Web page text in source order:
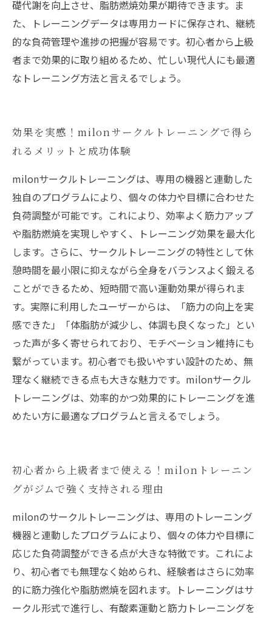
礎代謝を向上させ、脂肪燃焼効果が期待できます。ま
た、トレーニングデータは専用カードに保存され、継続
的な負荷管理や進捗の把握が容易です。初心者から上級
者まで効果的に取り組めるため、忙しい現代人にも最適
なトレーニング方法と言えるでしょう。
効果を実感！milonサークルトレーニングで得ら
れるメリットと成功体験
milonサークルトレーニングは、専用の機器と連動した
独自のプログラムにより、個々の体力や目標に合わせた
負荷調整が可能です。これにより、効率よく筋力アップ
や脂肪燃焼を実現しやすく、トレーニング効果を最大化
します。さらに、サークルトレーニングの特性として休
憩時間を最小限に抑えながら全身をバランスよく鍛える
ことができるため、短時間で高い運動効果が得られま
す。実際に利用したユーザーからは、「筋力の向上を実
感できた」「体脂肪が減少し、体調も良くなった」とい
った声が多く寄せられており、モチベーション維持にも
繋がっています。初心者でも扱いやすい設計のため、無
理なく継続できる点も大きな魅力です。milonサークル
トレーニングは、効率的かつ効果的にトレーニングを進
めたい方に最適なプログラムと言えるでしょう。
初心者から上級者まで使える！milonトレーニン
グがジムで強く支持される理由
milonのサークルトレーニングは、専用のトレーニング
機器と連動したプログラムにより、個々の体力や目標に
応じた負荷調整ができる点が大きな特徴です。これによ
り、初心者でも無理なく始められ、経験者はさらに効率
的に筋力強化や脂肪燃焼を図れます。トレーニングはサ
ークル形式で進行し、有酸素運動と筋力トレーニングを